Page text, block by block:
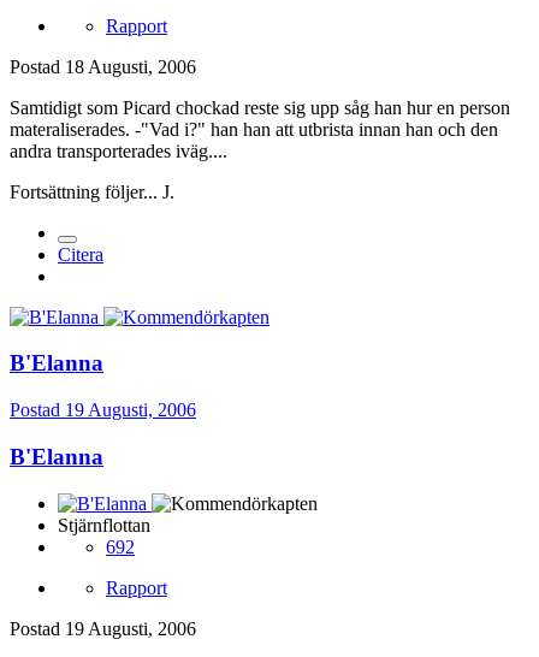
Rapport
Postad 18 Augusti, 2006
Samtidigt som Picard chockad reste sig upp såg han hur en person
materaliserades. -"Vad i?" han han att utbrista innan han och den
andra transporterades iväg....
Fortsättning följer... J.
Citera
B'Elanna
Postad 19 Augusti, 2006
B'Elanna
Stjärnflottan
692
Rapport
Postad 19 Augusti, 2006